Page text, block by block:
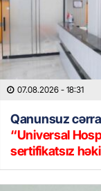
07.08.2026 - 18:31
Qanunsuz
“Universal
sertifikatsız